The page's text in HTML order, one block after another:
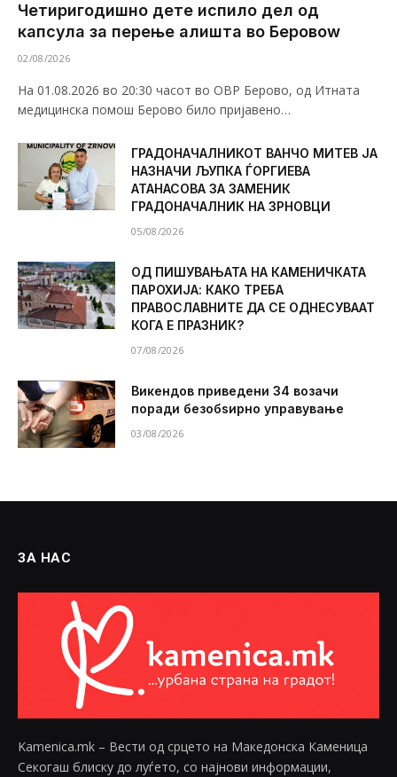
Четиригодишно дете испило дел од
капсула за перење алишта во Беровоw
02/08/2026
На 01.08.2026 во 20:30 часот во ОВР Берово, од Итната
медицинска помош Берово било пријавено…
ГРАДОНАЧАЛНИКОТ ВАНЧО МИТЕВ ЈА
НАЗНАЧИ ЉУПКА ЃОРГИЕВА
АТАНАСОВА ЗА ЗАМЕНИК
ГРАДОНАЧАЛНИК НА ЗРНОВЦИ
05/08/2026
ОД ПИШУВАЊАТА НА КАМЕНИЧКАТА
ПАРОХИЈА: КАКО ТРЕБА
ПРАВОСЛАВНИТЕ ДА СЕ ОДНЕСУВААТ
КОГА Е ПРАЗНИК?
07/08/2026
Викендов приведени 34 возачи
поради безобѕирно управување
03/08/2026
ЗА НАС
Kamenica.mk – Вести од срцето на Македонска Каменица
Секогаш блиску до луѓето, со најнови информации,